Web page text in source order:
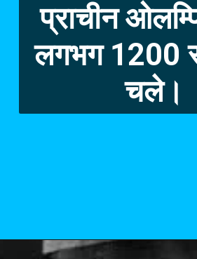
प्राचीन
लगभग 1200
चले।